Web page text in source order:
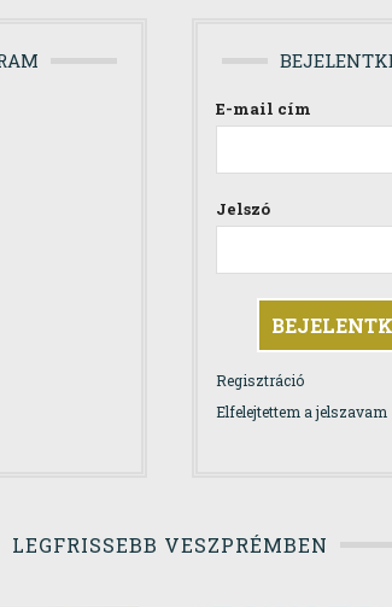
E-mail cím
Jelszó
Regisztráció
Elfelejtettem a jelszavam
LEGFRISSEBB VESZPRÉMBEN